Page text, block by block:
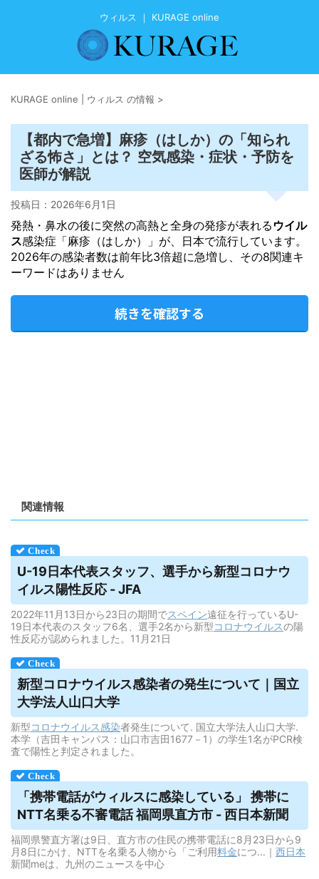
ウィルス ｜ KURAGE online
KURAGE online | ウィルス の情報 >
【都内で急増】麻疹（はしか）の「知られ
ざる怖さ」とは？ 空気感染・症状・予防を
医師が解説
投稿日： 2026年6月1日
発熱・鼻水の後に突然の高熱と全身の発疹が表れる ウイル
ス感染症「麻疹（はしか）」が、日本で流行しています。
2026年の感染者数は前年比3倍超に急増し、その8関連キ
ーワードはありません
続きを確認する
関連情報
U-19日本代表スタッフ、選手から新型コロナウ
イルス陽性反応 - JFA
2022年11月13日から23日の期間でスペイン遠征を行っているU-
19日本代表のスタッフ6名、選手2名から新型コロナウイルスの陽
性反応が認められました。11月21日
新型コロナウイルス感染者の発生について｜国立
大学法人山口大学
新型コロナウイルス感染者発生について. 国立大学法人山口大学.
本学（吉田キャンパス：山口市吉田1677－1）の学生1名がPCR検
査で陽性と判定されました。
「携帯電話がウィルスに感染している」 携帯に
NTT名乗る不審電話 福岡県直方市 - 西日本新聞
福岡県警直方署は9日、直方市の住民の携帯電話に8月23日から9
月8日にかけ、NTTを名乗る人物から「ご利用料金につ...｜ 西日本
新聞meは、九州のニュースを中心